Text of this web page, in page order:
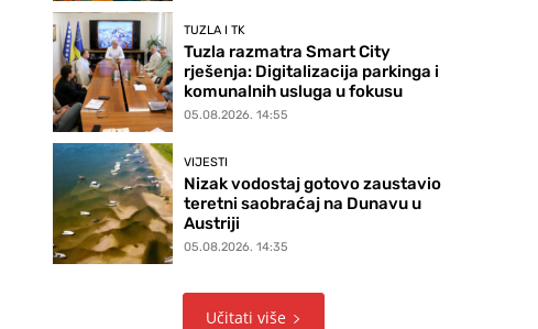
TUZLA I TK
Tuzla razmatra Smart City
rješenja: Digitalizacija parkinga i
komunalnih usluga u fokusu
05.08.2026. 14:55
VIJESTI
Nizak vodostaj gotovo zaustavio
teretni saobraćaj na Dunavu u
Austriji
05.08.2026. 14:35
Učitati više